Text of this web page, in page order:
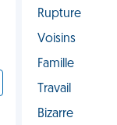
Rupture
Voisins
Famille
Travail
Bizarre